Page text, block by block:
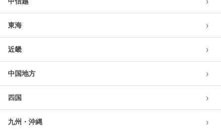
東海 ›
近畿 ›
中国地方 ›
四国 ›
九州・沖縄 ›